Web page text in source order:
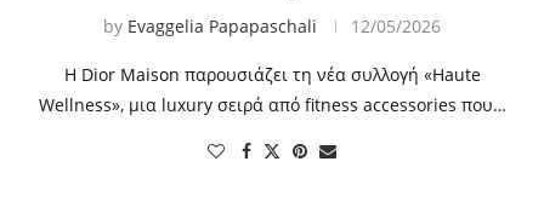
by Evaggelia Papapaschali 12/05/2026
Η Dior Maison παρουσιάζει τη νέα συλλογή «Haute
Wellness», μια luxury σειρά από fitness accessories που…